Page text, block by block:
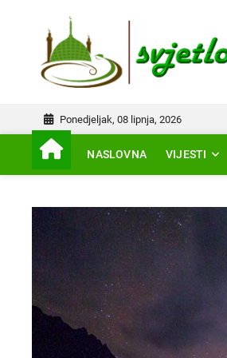
Ponedjeljak, 08 lipnja, 2026
NASLOVNA VIJESTI